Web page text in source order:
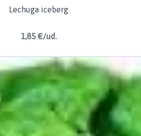
Lechuga iceberg
1,85 €/ud.